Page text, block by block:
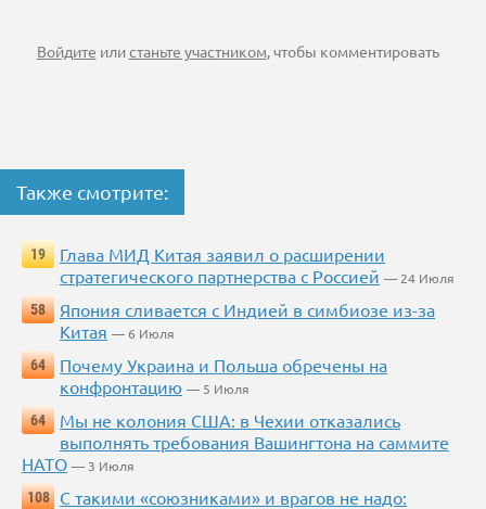
Войдите илистаньте участником, чтобы комментировать
Также смотрите:
19
Глава МИД Китая заявил о расширении
стратегического партнерства с Россией — 24 Июля
58
Япония сливается с Индией в симбиозе из-за
Китая — 6 Июля
64
Почему Украина и Польша обречены на
конфронтацию — 5 Июля
64
Мы не колония США: в Чехии отказались
выполнять требования Вашингтона на саммите
НАТО — 3 Июля
108
С такими «союзниками» и врагов не надо: